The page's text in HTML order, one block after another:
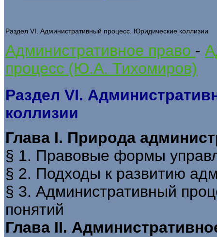
Раздел VI. Административный процесс. Юридические коллизии
Административное право -
процесс (Ю.А. Тихомиров)
Раздел VI.
коллизии
Глава I. Природа
§ 1. Правовые формы
§ 2. Подходы к развитию
§ 3. Административный
понятий
Глава II.